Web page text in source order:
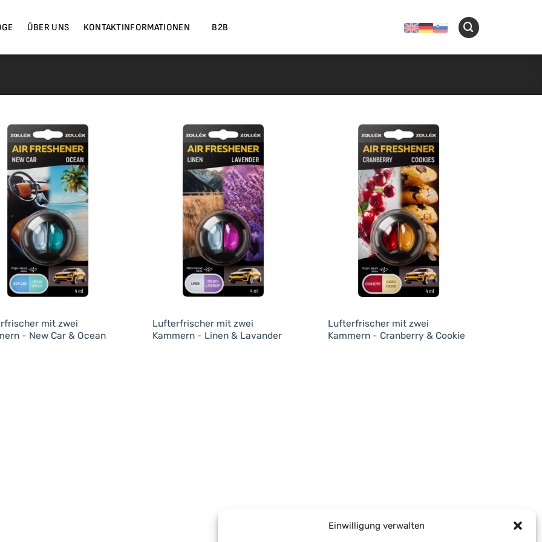
Einwilligung verwalten
ÜBER UNS KONTAKTINFORMATIONEN B2B
mit zwei
- New Car & Ocean
Lufterfrischer mit zwei
Kammern - Linen & Lavander
Lufterfrischer mit zwei
Kammern - Cranberry & Cookie